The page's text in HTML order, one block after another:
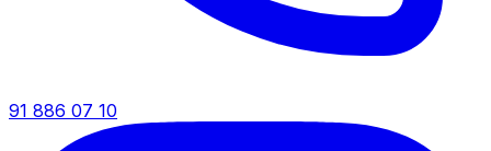
91 886 07 10